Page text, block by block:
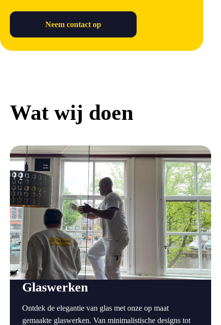
Neem contact op
Wat wij doen
Glaswerken
Ontdek de elegantie van glas met onze op maat
gemaakte glaswerken. Van minimalistische designs tot
a